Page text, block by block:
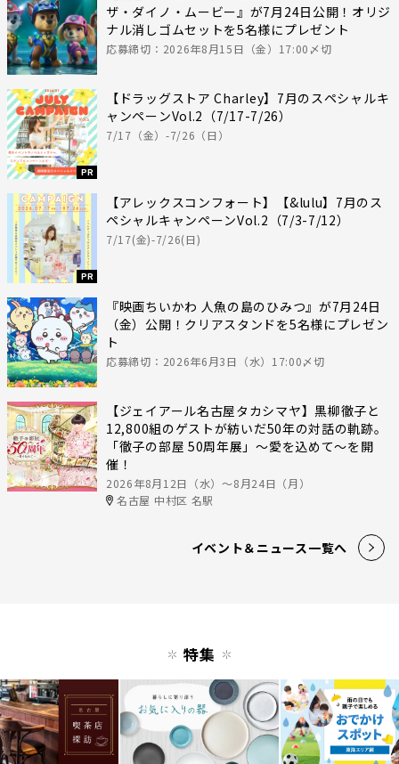
ザ・ダイノ・ムービー』が7月24日公開！オリジ
ナル消しゴムセットを5名様にプレゼント
応募締切：2026年8月15日（金）17:00〆切
PR
【ドラッグストア Charley】7月のスペシャルキ
ャンペーンVol.2（7/17-7/26）
7/17（金）-7/26（日）
PR
【アレックスコンフォート】【&lulu】7月のス
ペシャルキャンペーンVol.2（7/3-7/12）
7/17(金)-7/26(日)
『映画ちいかわ 人魚の島のひみつ』が7月24日
（金）公開！クリアスタンドを5名様にプレゼン
ト
応募締切：2026年6月3日（水）17:00〆切
【ジェイアール名古屋タカシマヤ】黒柳徹子と
12,800組のゲストが紡いだ50年の対話の軌跡。
「徹子の部屋 50周年展」～愛を込めて～を開
催！
2026年8月12日（水）〜8月24日（月）
名古屋 中村区 名駅
イベント＆ニュース一覧へ
特集